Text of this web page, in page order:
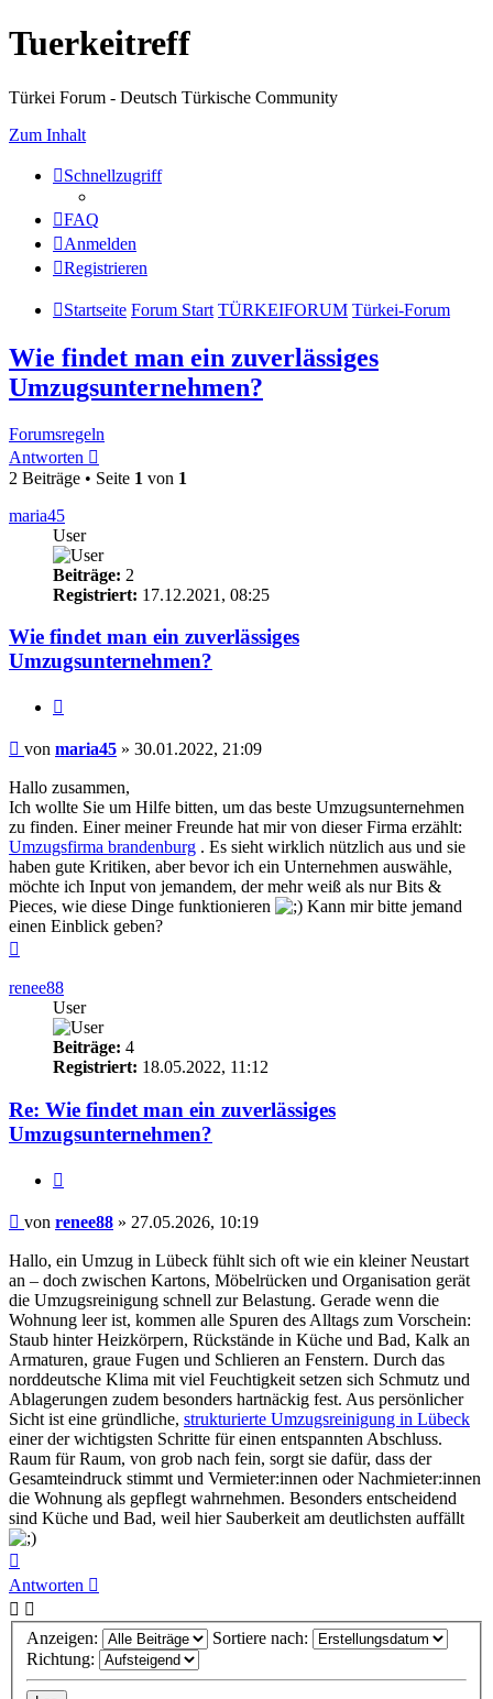
Tuerkeitreff
Türkei Forum - Deutsch Türkische Community
Zum Inhalt
Schnellzugriff
FAQ
Anmelden
Registrieren
Startseite Forum Start TÜRKEIFORUM Türkei-Forum
Wie findet man ein zuverlässiges
Umzugsunternehmen?
Forumsregeln
Antworten
2 Beiträge • Seite 1 von 1
maria45
User
Beiträge: 2
Registriert: 17.12.2021, 08:25
Wie findet man ein zuverlässiges
Umzugsunternehmen?
Beitrag
von maria45 » 30.01.2022, 21:09
Hallo zusammen,
Ich wollte Sie um Hilfe bitten, um das beste Umzugsunternehmen
zu finden. Einer meiner Freunde hat mir von dieser Firma erzählt:
Umzugsfirma brandenburg . Es sieht wirklich nützlich aus und sie
haben gute Kritiken, aber bevor ich ein Unternehmen auswähle,
möchte ich Input von jemandem, der mehr weiß als nur Bits &
Pieces, wie diese Dinge funktionieren
Kann mir bitte jemand
einen Einblick geben?
renee88
User
Beiträge: 4
Registriert: 18.05.2022, 11:12
Re: Wie findet man ein zuverlässiges
Umzugsunternehmen?
Beitrag
von renee88 » 27.05.2026, 10:19
Hallo, ein Umzug in Lübeck fühlt sich oft wie ein kleiner Neustart
an – doch zwischen Kartons, Möbelrücken und Organisation gerät
die Umzugsreinigung schnell zur Belastung. Gerade wenn die
Wohnung leer ist, kommen alle Spuren des Alltags zum Vorschein:
Staub hinter Heizkörpern, Rückstände in Küche und Bad, Kalk an
Armaturen, graue Fugen und Schlieren an Fenstern. Durch das
norddeutsche Klima mit viel Feuchtigkeit setzen sich Schmutz und
Ablagerungen zudem besonders hartnäckig fest. Aus persönlicher
Sicht ist eine gründliche, strukturierte Umzugsreinigung in Lübeck
einer der wichtigsten Schritte für einen entspannten Abschluss.
Raum für Raum, von grob nach fein, sorgt sie dafür, dass der
Gesamteindruck stimmt und Vermieter:innen oder Nachmieter:innen
die Wohnung als gepflegt wahrnehmen. Besonders entscheidend
sind Küche und Bad, weil hier Sauberkeit am deutlichsten auffällt
oben
Antworten
Anzeigen:
Sortiere nach:
Richtung: